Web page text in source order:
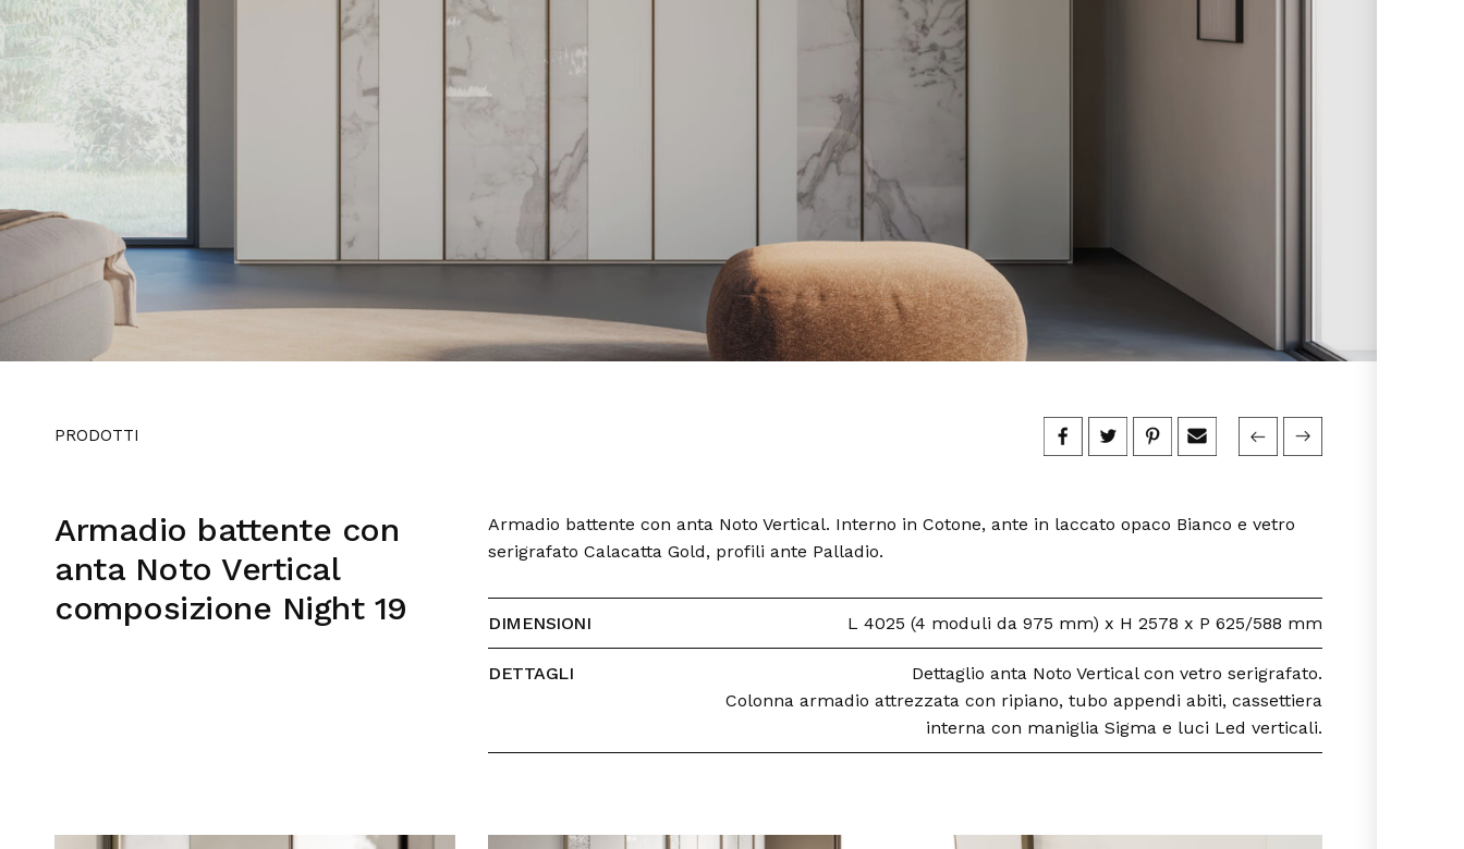
PRODOTTI
Armadio battente con
anta Noto Vertical
composizione Night 19
Armadio battente con anta Noto Vertical. Interno in Cotone, ante in laccato opaco Bianco e vetro
serigrafato Calacatta Gold, profili ante Palladio.
DIMENSIONI L 4025 (4 moduli da 975 mm) x H 2578 x P 625/588 mm
DETTAGLI
Dettaglio anta Noto Vertical con vetro serigrafato.
Colonna armadio attrezzata con ripiano, tubo appendi abiti, cassettiera
interna con maniglia Sigma e luci Led verticali.